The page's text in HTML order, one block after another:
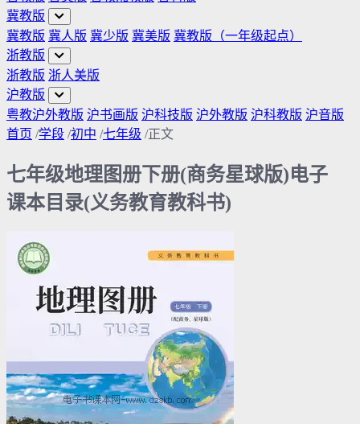
冀教版
冀教版 冀人版 冀少版 冀美版 冀教版（一年级起点）
浙教版
浙教版 浙人美版
沪教版
粤教沪外教版 沪书画版 沪科技版 沪外教版 沪科教版 沪音版
首页 /学段 /初中 /七年级 /正文
七年级地理图册下册(商务星球版)电子
课本目录(义务教育教科书)